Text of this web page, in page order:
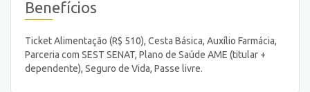
Benefícios
Ticket Alimentação (R$ 510), Cesta Básica, Auxílio Farmácia,
Parceria com SEST SENAT, Plano de Saúde AME (titular +
dependente), Seguro de Vida, Passe livre.